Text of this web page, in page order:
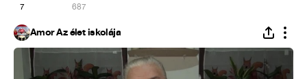
7 687
Ámor Az élet iskolája